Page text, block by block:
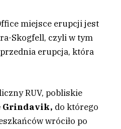
miejsce erupcji jest
Skogfell, czyli w tym
erupcja, która
RUV, pobliskie
Grindavik, do którego
wróciło po